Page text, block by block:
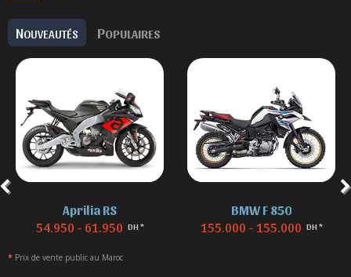
NOUVEAUTÉS POPULAIRES
Aprilia RS
54.950 - 61.950 DH *
BMW F 850
155.000 - 155.000 DH *
* Prix de vente public au Maroc